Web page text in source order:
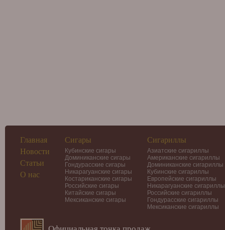
Главная
Новости
Статьи
О нас
Сигары
Кубинские сигары
Доминиканские сигары
Гондурасские сигары
Никарагуанские сигары
Костариканские сигары
Российские сигары
Китайские сигары
Мексиканские сигары
Сигариллы
Азиатские сигариллы
Американские сигариллы
Доминиканские сигариллы
Кубинские сигариллы
Европейские сигариллы
Никарагуанские сигариллы
Российские сигариллы
Гондурасские сигариллы
Мексиканские сигариллы